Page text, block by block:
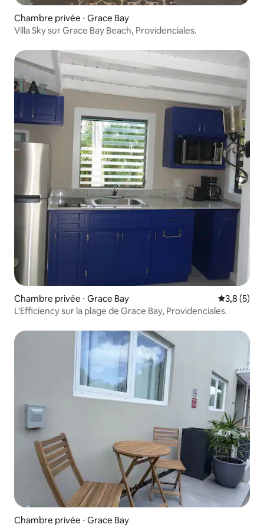
Chambre privée ⋅ Grace Bay
Villa Sky sur Grace Bay Beach, Providenciales.
Chambre privée ⋅ Grace Bay Évaluation
3,8 (5)
L'Efficiency sur la plage de Grace Bay, Providenciales.
Chambre privée ⋅ Grace Bay